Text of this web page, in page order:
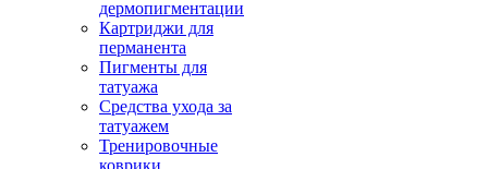
дермопигментации
Картриджи для
перманента
Пигменты для
татуажа
Средства ухода за
татуажем
Тренировочные
коврики